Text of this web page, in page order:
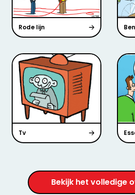
Rode lijn
Tv
Bekijk het volledige